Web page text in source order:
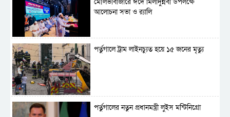
আলোচনা সভা ও র‍্যালি
পর্তুগালে ট্রাম লাইনচ্যুত হয়ে ১৫ জনের মৃত্যু
পর্তুগালের নতুন প্রধানমন্ত্রী লুইস মন্টিনিগ্রো